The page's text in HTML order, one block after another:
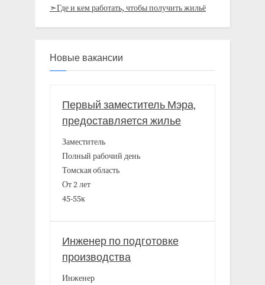
➣Где и кем работать, чтобы получить жильё
Новые вакансии
Первый заместитель Мэра,
предоставляется жилье
Заместитель
Полный рабочий день
Томская область
От 2 лет
45-55к
Инженер по подготовке
производства
Инженер